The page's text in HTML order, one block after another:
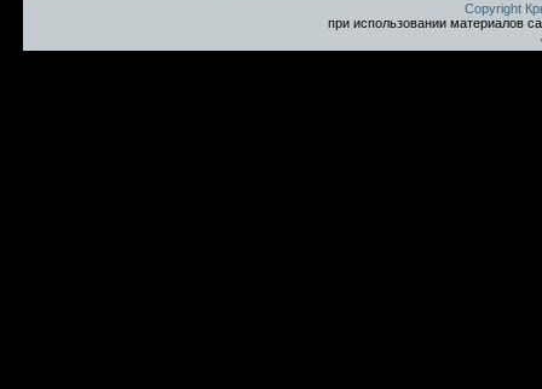
Copyright
при использовании материалов